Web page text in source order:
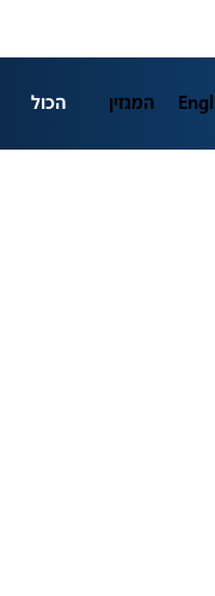
המגזין הכול